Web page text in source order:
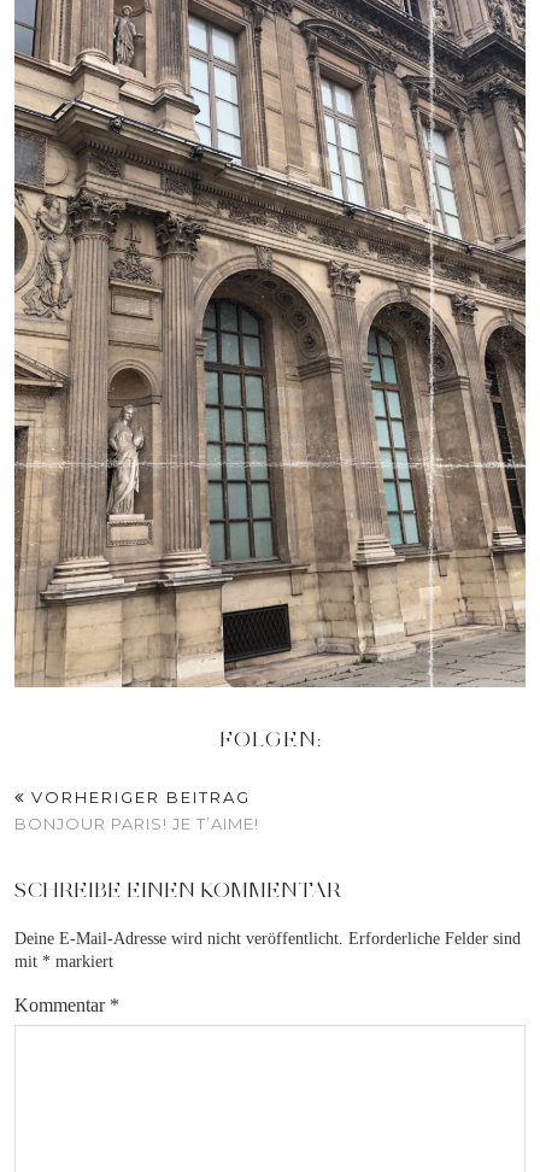
FOLGEN:
VORHERIGER BEITRAG
BONJOUR PARIS! JE T’AIME!
SCHREIBE EINEN KOMMENTAR
Deine E-Mail-Adresse wird nicht veröffentlicht. Erforderliche Felder sind
mit * markiert
Kommentar *